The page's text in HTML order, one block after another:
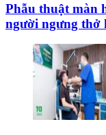
Phẫu thuật màn
người ngưng thở